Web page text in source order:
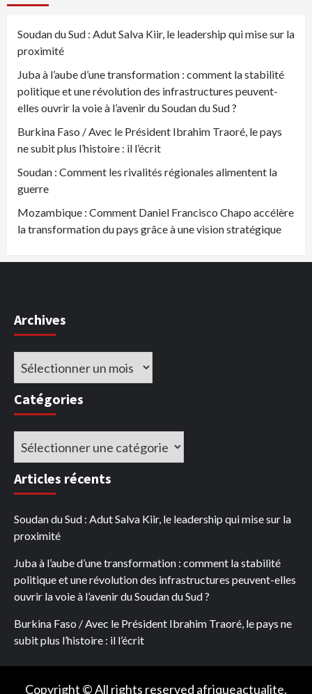
Soudan du Sud : Adut Salva Kiir, le leadership qui mise sur la
proximité
Juba à l’aube d’une transformation : comment la stabilité
politique et une révolution des infrastructures peuvent-
elles ouvrir la voie à l’avenir du Soudan du Sud ?
Burkina Faso / Avec le Président Ibrahim Traoré, le pays
ne subit plus l’histoire : il l’écrit
Soudan : Comment les rivalités régionales alimentent la
guerre
Mozambique : Comment Daniel Francisco Chapo accélère
la transformation du pays grâce à une vision stratégique
Archives
Archives
Catégories
Catégories
Articles récents
Soudan du Sud : Adut Salva Kiir, le leadership qui mise sur la
proximité
Juba à l’aube d’une transformation : comment la stabilité
politique et une révolution des infrastructures peuvent-elles
ouvrir la voie à l’avenir du Soudan du Sud ?
Burkina Faso / Avec le Président Ibrahim Traoré, le pays ne
subit plus l’histoire : il l’écrit
Copyright © All rights reserved afriqueactualite.